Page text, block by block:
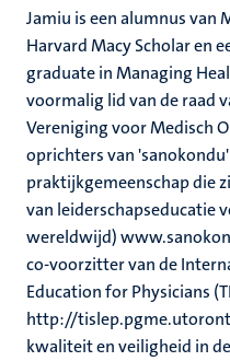
Jamiu is een alumnus van
Harvard Macy Scholar en
graduate in Managing
voormalig lid van de raad
Vereniging voor Medisch
oprichters van
praktijkgemeenschap die
van leiderschapseducatie
wereldwijd)
co-voorzitter van de
Education for Physicians
http://
kwaliteit en veiligheid in